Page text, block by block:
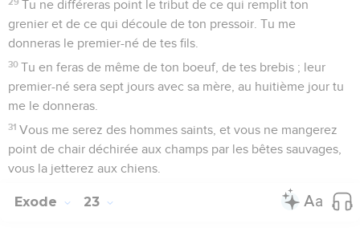
Tu ne différeras point le tribut de ce qui remplit ton
grenier et de ce qui découle de ton pressoir. Tu me
donneras le premier-né de tes fils.
30 Tu en feras de même de ton boeuf, de tes brebis ; leur
premier-né sera sept jours avec sa mère, au huitième jour tu
me le donneras.
31 Vous me serez des hommes saints, et vous ne mangerez
point de chair déchirée aux champs par les bêtes sauvages,
vous la jetterez aux chiens.
Exode 23